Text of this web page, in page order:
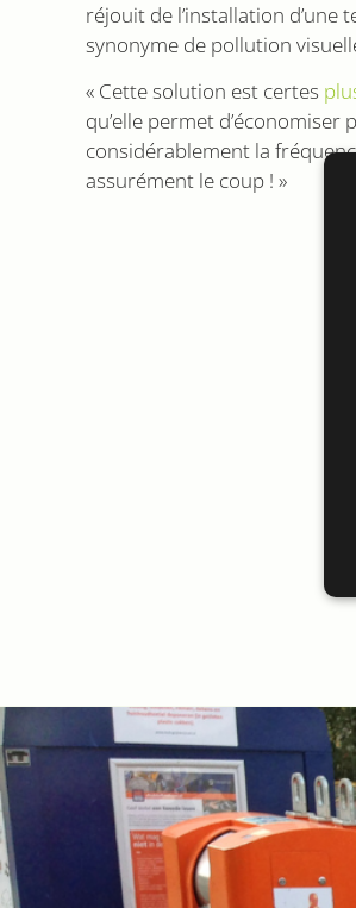
réjouit de l’installation
synonyme de pollution
« Cette solution est certes
qu’elle permet
considérablement la
assurément le coup ! »